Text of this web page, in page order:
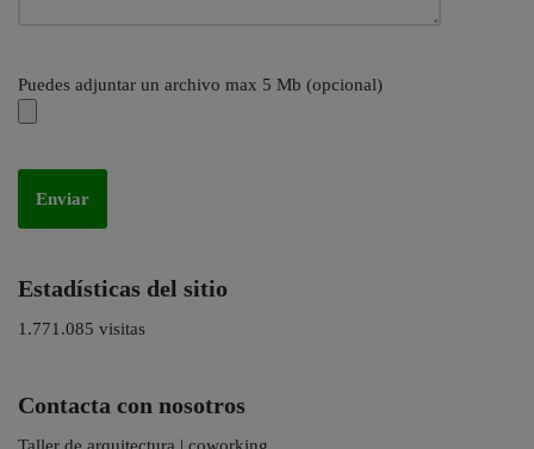
Puedes adjuntar un archivo max 5 Mb (opcional)
Estadísticas del sitio
1.771.085 visitas
Contacta con nosotros